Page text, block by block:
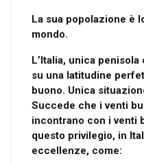
La sua popolazione è
mondo.
L’Italia, unica
su una latitudine
buono. Unica
Succede che i venti
incontrano con i venti
questo privilegio, in
eccellenze, come: